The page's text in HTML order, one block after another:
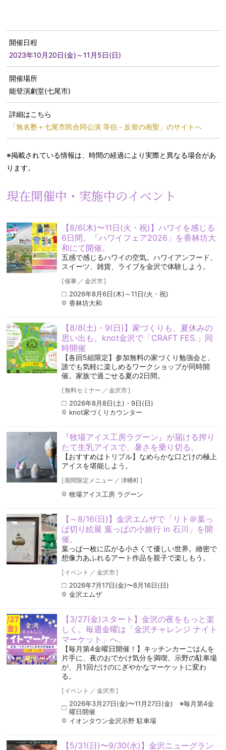
開催日程
2023年10月20日(金)～11月5日(日)
開催場所
能登演劇堂(七尾市)
詳細はこちら
「無名塾＋七尾市民合同公演 等伯－反骨の画聖」のサイトへ
※掲載されている情報は、時間の経過により実際と異なる場合があ
ります。
現在開催中・実施中のイベント
【8/6(木)〜11日(火・祝)】ハワイを感じる
6日間。「ハワイフェア2026」を香林坊大
和にて開催。
五感で感じるハワイの空気️。ハワイアンフード、
スイーツ、雑貨、ライブを金沢で体験しよう。
[催事 ／ 金沢市]
2026年8月6日(木)～11日(火・祝)
香林坊大和
【8/8(土)・9(日)】家づくりも、夏休みの
思い出も。knot金沢で「CRAFT FES.」同
時開催
【各回5組限定】参加無料の家づくり勉強会と、
誰でも気軽に楽しめるワークショップが同時開
催。家族で過ごせる夏の2日間。
[無料セミナー ／ 金沢市]
2026年8月8日(土)・9日(日)
knot家づくりカウンター
『牧場アイス工房ラグーン』が届ける搾り
たて生乳アイスで、暑さを乗り切る。
【おすすめはトリプル】なめらかな口どけの極上
アイスを堪能しよう。
[期間限定メニュー ／ 津幡町]
牧場アイス工房 ラグーン
【～8/16(日)】金沢エムザで「リト＠葉っ
ぱ切り絵展 葉っぱの小旅行 in 石川」を開
催。
葉っぱ一枚に広がる小さくて優しい世界。緻密で
想像力あふれるアート作品を親子で楽しもう。
[ イベント ／ 金沢市]
2026年7月17日(金)〜8月16日(日)
金沢エムザ
【3/27(金)スタート】金沢の夜をもっと楽
しく。毎週金曜は「金沢チャレンジ ナイト
マーケット」へ。
【毎月第4金曜日開催！】キッチンカーごはんを
片手に、夜のおでかけ気分を満喫。示野の駐車場
が、月1回だけのにぎやかなマーケットに変わ
る。
[ イベント ／ 金沢市]
2026年3月27日(金)〜11月27日(金) ※毎月第4金
曜日開催
イオンタウン金沢示野 駐車場
【5/31(日)〜9/30(水)】金沢ニューグラン